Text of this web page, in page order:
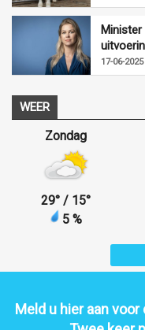
17-06-2025
WEER
Zondag
29° / 15°
5 %
Meld u hier aan